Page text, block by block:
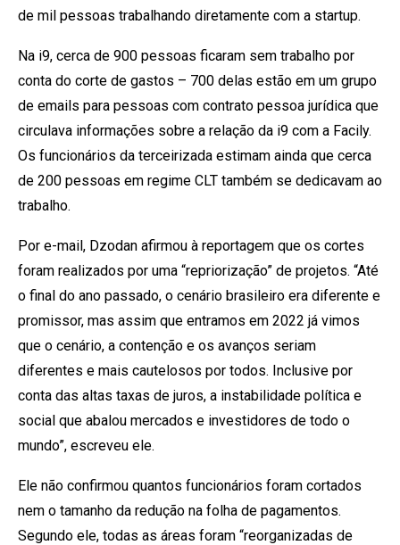
de mil pessoas trabalhando diretamente com a startup.
Na i9, cerca de 900 pessoas ficaram sem trabalho por
conta do corte de gastos – 700 delas estão em um grupo
de emails para pessoas com contrato pessoa jurídica que
circulava informações sobre a relação da i9 com a Facily.
Os funcionários da terceirizada estimam ainda que cerca
de 200 pessoas em regime CLT também se dedicavam ao
trabalho.
Por e-mail, Dzodan afirmou à reportagem que os cortes
foram realizados por uma “repriorização” de projetos. “Até
o final do ano passado, o cenário brasileiro era diferente e
promissor, mas assim que entramos em 2022 já vimos
que o cenário, a contenção e os avanços seriam
diferentes e mais cautelosos por todos. Inclusive por
conta das altas taxas de juros, a instabilidade política e
social que abalou mercados e investidores de todo o
mundo”, escreveu ele.
Ele não confirmou quantos funcionários foram cortados
nem o tamanho da redução na folha de pagamentos.
Segundo ele, todas as áreas foram “reorganizadas de